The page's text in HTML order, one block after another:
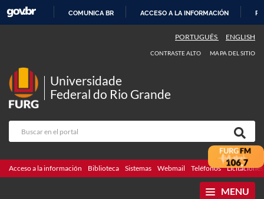
CONTENIDO
COMUNICA BR ACCESO A LA INFORMACIÓN
PORTUGUÊS ENGLISH
CONTRASTE ALTO MAPA DEL SITIO
Universidade
Federal do Rio Grande
Acceso a la información Biblioteca Sistemas Webmail Teléfonos Licitaciones
MENU